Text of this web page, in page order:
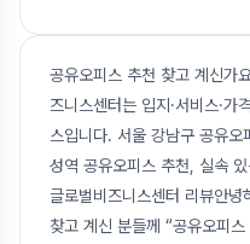
공유오피스 추천 찾고 계신가
즈니스센터는 입지·서비스·가
스입니다. 서울 강남구 공유
성역 공유오피스 추천, 실속
글로벌비즈니스센터 리뷰안
찾고 계신 분들께 “공유오피